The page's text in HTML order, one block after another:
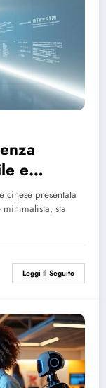
e
rischia
con
cinese presentata
sta
Leggi Il Seguito